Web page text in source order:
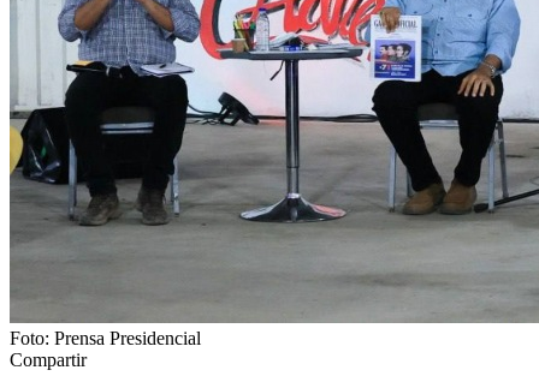
Foto: Prensa Presidencial
Compartir